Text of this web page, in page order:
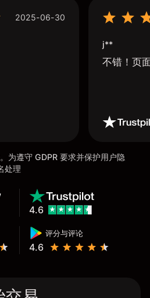
2025-06-30
j**
不错！页
为遵守 GDPR 要求并保护用户隐
处理
评分与评论
4.6
4.6